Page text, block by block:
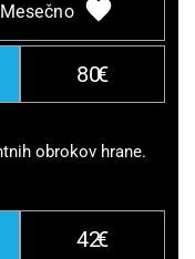
Mesečno
80
obrokov hrane.
42